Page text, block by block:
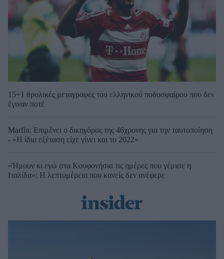
15+1 θρυλικές μεταγραφές του ελληνικού ποδοσφαίρου που δεν
έγιναν ποτέ
Marfin: Επιμένει ο δικηγόρος της 46χρονης για την ταυτοποίηση
- «Η ίδια εξέταση είχε γίνει και το 2022»
«Ήμουν κι εγώ στα Κουφονήσια τις ημέρες που γέμισε η
Ιταλίδα»: Η λεπτομέρεια που κανείς δεν ανέφερε